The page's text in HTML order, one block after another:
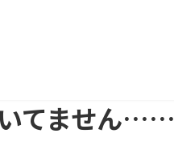
てません……